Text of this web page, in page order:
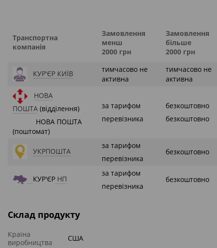
Транспортна
компанія
Замовлення
менш
2000 грн
Замовлення
більше
2000 грн
КУР'ЄР КИЇВ
тимчасово не
активна
тимчасово не
активна
НОВА
ПОШТА (відділення)
НОВА ПОШТА
(поштомат)
за тарифом
перевізника
безкоштовно
безкоштовно
УКРПОШТА
за тарифом
перевізника
безкоштовно
КУР'ЄР НП
за тарифом
перевізника
безкоштовно
Склад продукту
Країна
виробництва
США